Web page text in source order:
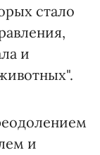
стало
и
и